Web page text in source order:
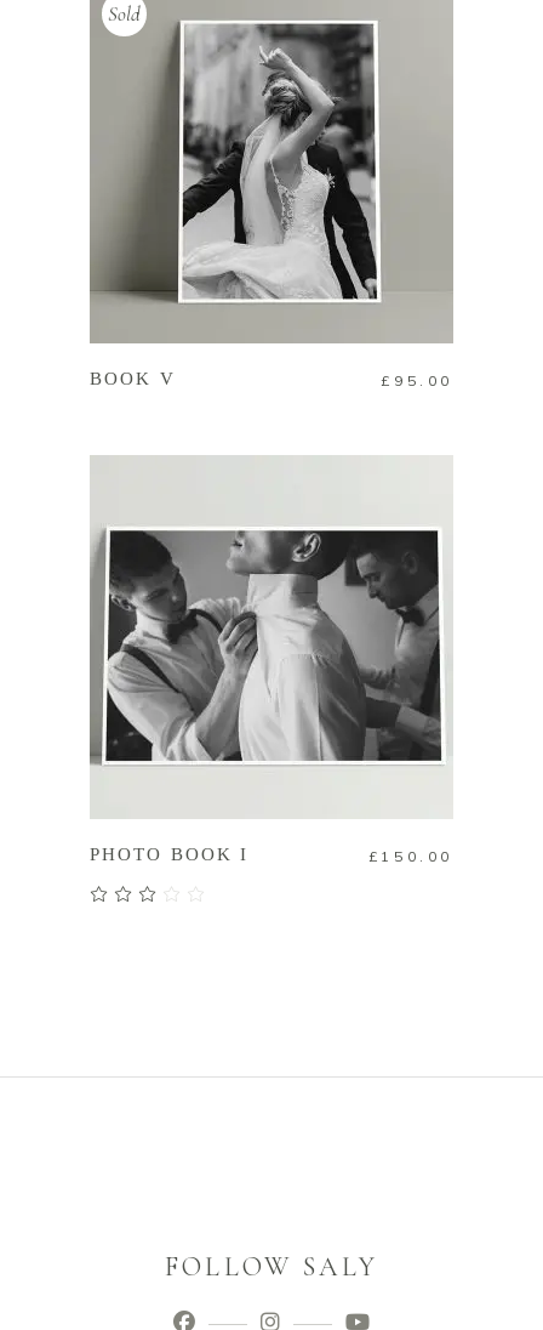
Sold
BOOK V £ 95.00
PHOTO BOOK I £ 150.00
FOLLOW SALY